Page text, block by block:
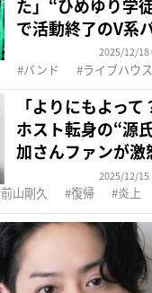
た」“ひめゆり学
で活動終了のV系
2025/12/18
バンド ライブハウス
「よりにもよっ
ホスト転身の“源
加さんファンが激
2025/12/15
前山剛久 復帰 炎上